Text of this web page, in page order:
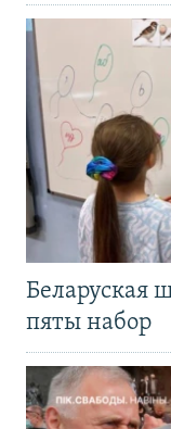
Беларуская
пяты набор